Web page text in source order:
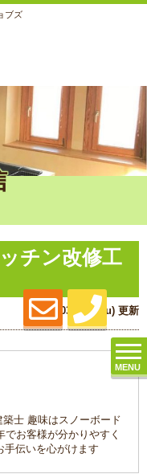
ブズ
MENU
チン改修工
2018.03.29 (Thu) 更新
士 趣味はスノーボード
でお客様が分かりやすく
手伝いを心がけます